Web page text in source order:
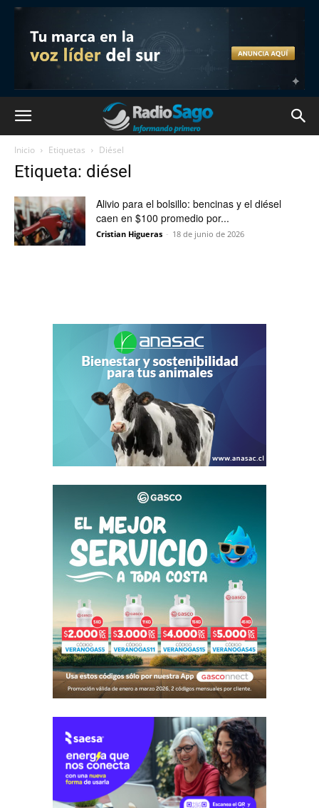
Inicio Etiquetas Diésel
Etiqueta: diésel
Alivio para el bolsillo: bencinas y el diésel
caen en $100 promedio por...
Cristian Higueras - 18 de junio de 2026